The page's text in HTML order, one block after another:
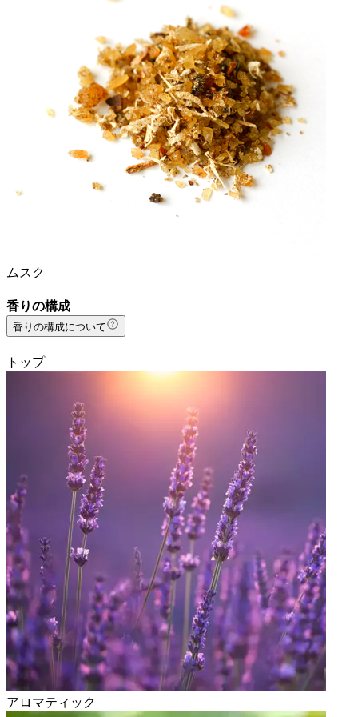
ムスク
香りの構成
香りの構成について
トップ
アロマティック